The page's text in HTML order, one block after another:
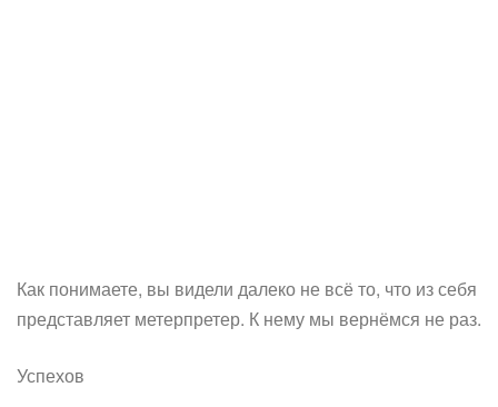
Как понимаете, вы видели далеко не всё то, что из себя
представляет метерпретер. К нему мы вернёмся не раз.
Успехов